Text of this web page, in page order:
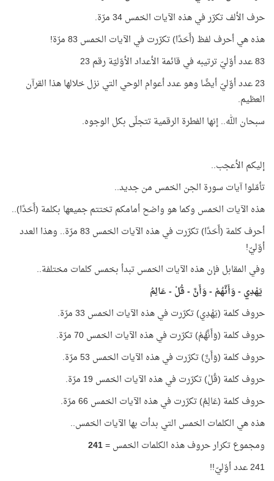
حرف الألف تكرّر في هذه الآيات الخمس 34 مرّة.
هذه هي أحرف لفظ (أَحَدًا) تكرّرت في الآيات الخمس 83 مرّة!
83 عدد أوّليّ ترتيبه في قائمة الأعداد الأوّليّة رقم 23
23 عدد أوّليّ أيضًا وهو عدد أعوام الوحي التي نزل خلالها هذا القرآن
العظيم.
سبحان الله.. إنها الفطرة الرقمية تتجلّى بكل الوجوه.
إليكم الأعجب..
تأمّلوا آيات سورة الجن الخمس من جديد..
هذه الآيات الخمس وكما هو واضح أمامكم تختتم جميعها بكلمة (أَحَدًا)..
أحرف كلمة (أَحَدًا) تكرّرت في هذه الآيات الخمس 83 مرّة.. وهذا العدد
أوّليّ!
وفي المقابل فإن هذه الآيات الخمس تبدأ بخمس كلمات مختلفة..
يَهْدِي - وَأَنَّهُمْ - وَأَنَّ - قُلْ - عَالِمُ
حروف كلمة (يَهْدِي) تكرّرت في هذه الآيات الخمس 33 مرّة.
حروف كلمة (وَأَنَّهُمْ) تكرّرت في هذه الآيات الخمس 70 مرّة.
حروف كلمة (وَأَنَّ) تكرّرت في هذه الآيات الخمس 53 مرّة.
حروف كلمة (قُلْ) تكرّرت في هذه الآيات الخمس 19 مرّة.
حروف كلمة (عَالِمُ) تكرّرت في هذه الآيات الخمس 66 مرّة.
هذه هي الكلمات الخمس التي بدأت بها الآيات الخمس..
ومجموع تكرار حروف هذه الكلمات الخمس =241
241 عدد أوّليّ!!